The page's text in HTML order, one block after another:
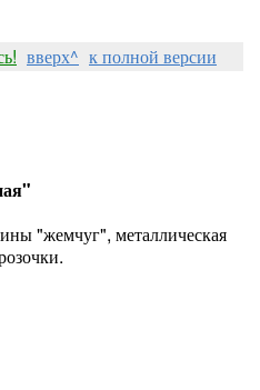
вверх^ к полной версии
"жемчуг", металлическая